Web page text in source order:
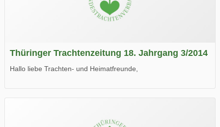
Thüringer Trachtenzeitung 18. Jahrgang 3/2014
Hallo liebe Trachten- und Heimatfreunde,
Wir wünschen Euch viel Spaß beim Lesen.